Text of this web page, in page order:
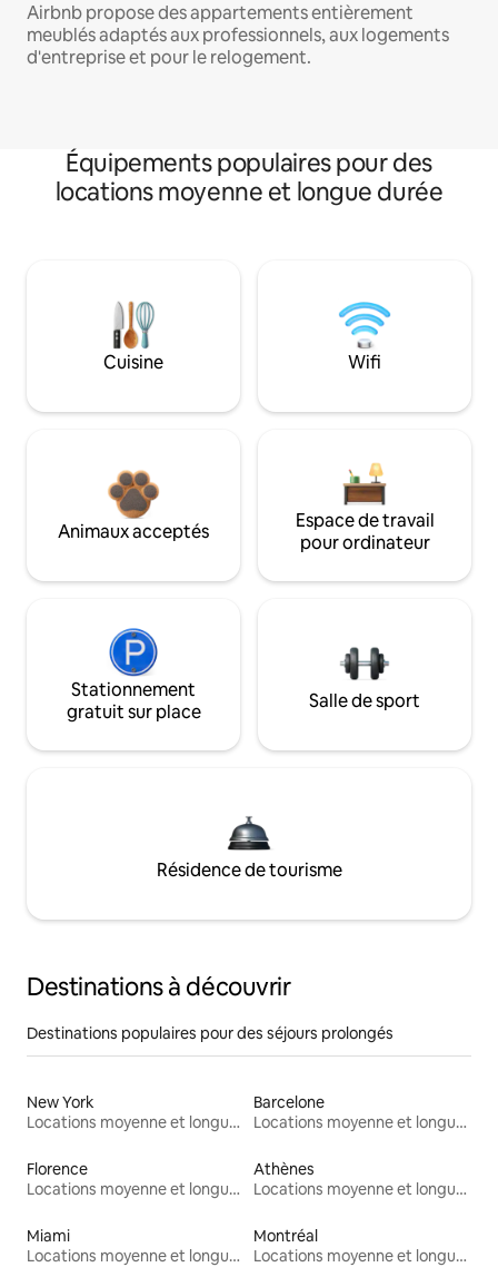
Airbnb propose des appartements entièrement
meublés adaptés aux professionnels, aux logements
d'entreprise et pour le relogement.
Équipements populaires pour des
locations moyenne et longue durée
Cuisine Wifi
Animaux acceptés
Espace de travail
pour ordinateur
Stationnement
gratuit sur place
Salle de sport
Résidence de tourisme
Destinations à découvrir
Destinations populaires pour des séjours prolongés
New York
Locations moyenne et longue durée
Barcelone
Locations moyenne et longue durée
Florence
Locations moyenne et longue durée
Athènes
Locations moyenne et longue durée
Miami
Locations moyenne et longue durée
Montréal
Locations moyenne et longue durée